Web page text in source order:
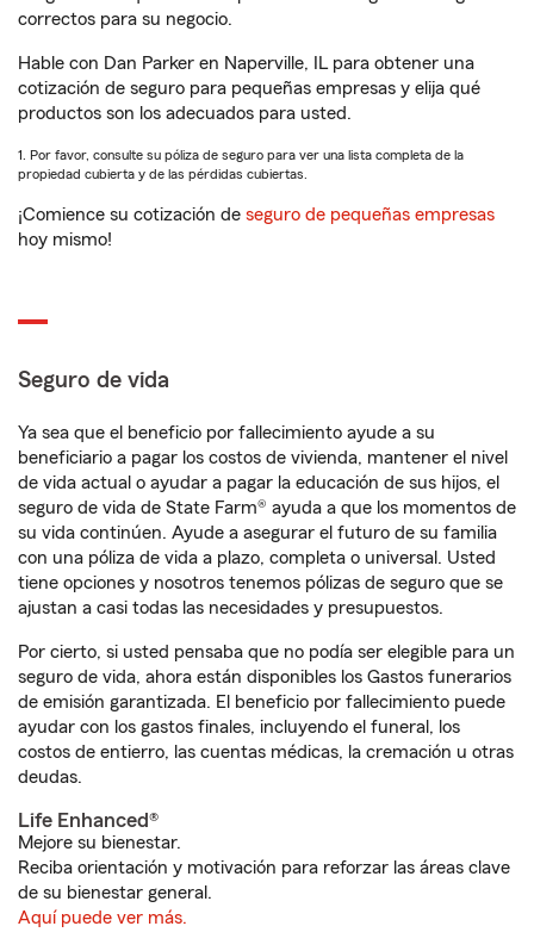
correctos para su negocio.
Hable con Dan Parker en Naperville, IL para obtener una
cotización de seguro para pequeñas empresas y elija qué
productos son los adecuados para usted.
1. Por favor, consulte su póliza de seguro para ver una lista completa de la
propiedad cubierta y de las pérdidas cubiertas.
¡Comience su cotización de seguro de pequeñas empresas
hoy mismo!
Seguro de vida
Ya sea que el beneficio por fallecimiento ayude a su
beneficiario a pagar los costos de vivienda, mantener el nivel
de vida actual o ayudar a pagar la educación de sus hijos, el
seguro de vida de State Farm® ayuda a que los momentos de
su vida continúen. Ayude a asegurar el futuro de su familia
con una póliza de vida a plazo, completa o universal. Usted
tiene opciones y nosotros tenemos pólizas de seguro que se
ajustan a casi todas las necesidades y presupuestos.
Por cierto, si usted pensaba que no podía ser elegible para un
seguro de vida, ahora están disponibles los Gastos funerarios
de emisión garantizada. El beneficio por fallecimiento puede
ayudar con los gastos finales, incluyendo el funeral, los
costos de entierro, las cuentas médicas, la cremación u otras
deudas.
Life Enhanced®
Mejore su bienestar.
Reciba orientación y motivación para reforzar las áreas clave
de su bienestar general.
Aquí puede ver más.